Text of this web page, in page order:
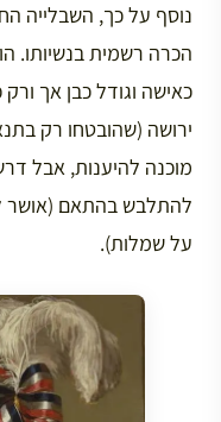
נוסף על כך, השבלייה
הכרה רשמית בנשיותו.
כאישה וגודל כבן אך
ירושה (שהובטחו רק
מוכנה להיענות, אבל
להתלבש בהתאם (אושר
על שמלות).